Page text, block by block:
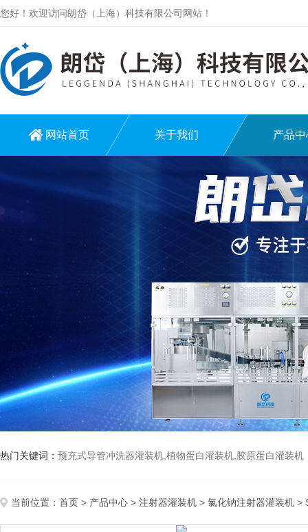
您好！欢迎访问朗岱（上海）科技有限公司网站！
网站首页 关于我们 产品中
热门关键词： 预充式导管冲洗器灌装机,植物蛋白灌装机,胶原蛋白灌装机
当前位置： 首页 > 产品中心 > 注射器灌装机 > 氯化钠注射器灌装机 >